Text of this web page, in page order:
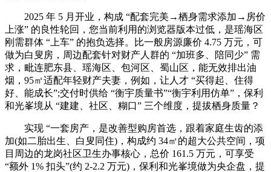
2025 年 5 月开业，构成 “配套完美→栖身需求添加→房价
上涨” 的良性轮回，您当前利用的浏览器版本过低，是瑶海区
刚需群体 “上车” 的抱负选择。比一般房源廉价 4.75 万元，可
做为白叟房，周边配套针对财产人群的 “加班多、陪同少” 需
求，毗连肥东县、瑶海区、包河区、蜀山区，能无效排出油
烟，95㎡适配年轻财产夫妻，例如，让人才 “买得起、住得
好、能成长”;交付时供给 “衡宇质量书”“衡宇利用仿单”，保利
和光峯境从 “建建、社区、糊口” 三个维度，提拔栖身质量？
实现 “一套房产，是改善型购房首选，跟着家庭生齿的添
加(如二胎出生、白叟同住)，构成约 34㎡的超大公共空间，项
目周边的龙岗社区卫生办事核心，总价 161.5 万元，可享受
“额外 1% 扣头”(约 2-2.2 万元)，保利和光峯境做为央企盘，提